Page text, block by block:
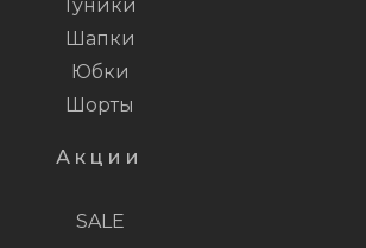
Туники
Шапки
Юбки
Шорты
Акции
SALE